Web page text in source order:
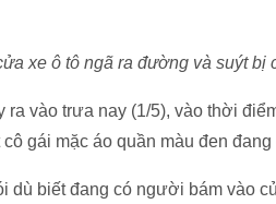
xe ô tô ngã ra đường và suýt bị
ra vào trưa nay (1/5), vào thời
gái mặc áo quần màu đen
dù biết đang có người bám vào